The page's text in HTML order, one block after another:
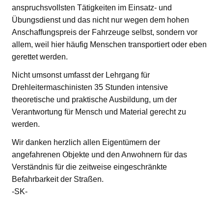
anspruchsvollsten Tätigkeiten im Einsatz- und
Übungsdienst und das nicht nur wegen dem hohen
Anschaffungspreis der Fahrzeuge selbst, sondern vor
allem, weil hier häufig Menschen transportiert oder eben
gerettet werden.
Nicht umsonst umfasst der Lehrgang für
Drehleitermaschinisten 35 Stunden intensive
theoretische und praktische Ausbildung, um der
Verantwortung für Mensch und Material gerecht zu
werden.
Wir danken herzlich allen Eigentümern der
angefahrenen Objekte und den Anwohnern für das
Verständnis für die zeitweise eingeschränkte
Befahrbarkeit der Straßen.
-SK-